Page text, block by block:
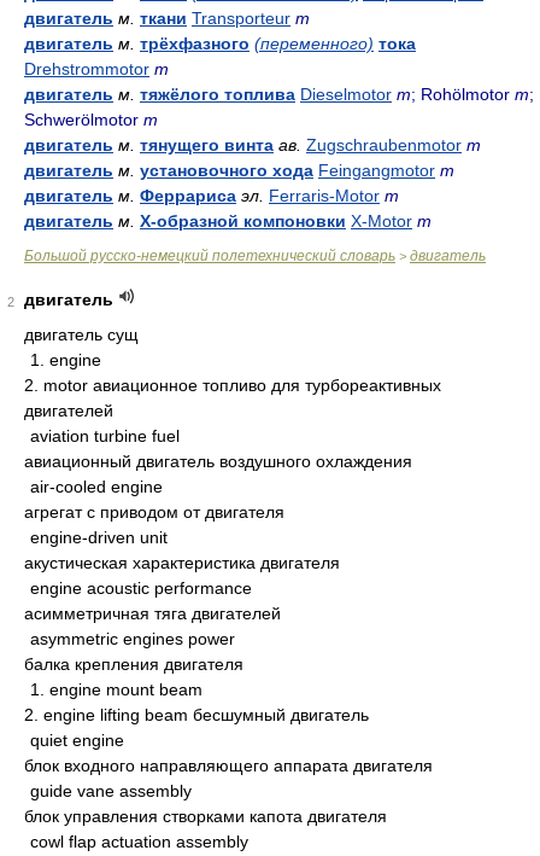
двигатель м. ткани Transporteur m
двигатель м. трёхфазного (переменного) тока
Drehstrommotor m
двигатель м. тяжёлого топлива Dieselmotor m; Rohölmotor m;
Schwerölmotor m
двигатель м. тянущего винта ав. Zugschraubenmotor m
двигатель м. установочного хода Feingangmotor m
двигатель м. Феррариса эл. Ferraris-Motor m
двигатель м. Х-образной компоновки X-Motor m
Большой русско-немецкий полетехнический словарь > двигатель
2
двигатель
двигатель сущ
1. engine
2. motor авиационное топливо для турбореактивных
двигателей
aviation turbine fuel
авиационный двигатель воздушного охлаждения
air-cooled engine
агрегат с приводом от двигателя
engine-driven unit
акустическая характеристика двигателя
engine acoustic performance
асимметричная тяга двигателей
asymmetric engines power
балка крепления двигателя
1. engine mount beam
2. engine lifting beam бесшумный двигатель
quiet engine
блок входного направляющего аппарата двигателя
guide vane assembly
блок управления створками капота двигателя
cowl flap actuation assembly